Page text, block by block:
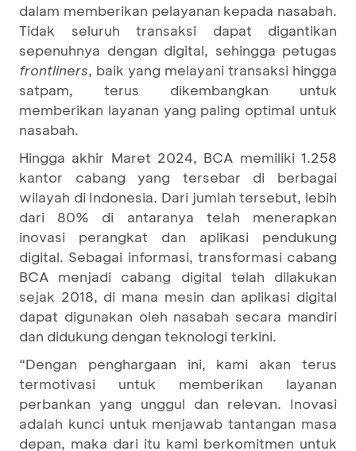
dalam memberikan pelayanan kepada nasabah.
Tidak seluruh transaksi dapat digantikan
sepenuhnya dengan digital, sehingga petugas
frontliners, baik yang melayani transaksi hingga
satpam, terus dikembangkan untuk
memberikan layanan yang paling optimal untuk
nasabah.
Hingga akhir Maret 2024, BCA memiliki 1.258
kantor cabang yang tersebar di berbagai
wilayah di Indonesia. Dari jumlah tersebut, lebih
dari 80% di antaranya telah menerapkan
inovasi perangkat dan aplikasi pendukung
digital. Sebagai informasi, transformasi cabang
BCA menjadi cabang digital telah dilakukan
sejak 2018, di mana mesin dan aplikasi digital
dapat digunakan oleh nasabah secara mandiri
dan didukung dengan teknologi terkini.
“Dengan penghargaan ini, kami akan terus
termotivasi untuk memberikan layanan
perbankan yang unggul dan relevan. Inovasi
adalah kunci untuk menjawab tantangan masa
depan, maka dari itu kami berkomitmen untuk